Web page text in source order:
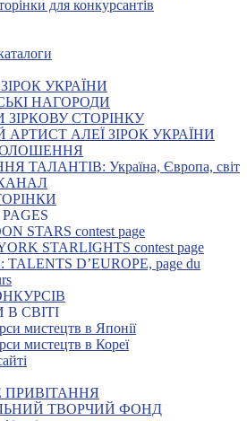
для конкурсантів
УКРАЇНИ
НАГОРОДИ
СТОРІНКУ
АЛЕЇ ЗІРОК УКРАЇНИ
ТАЛАНТІВ: Україна, Європа, світ
STARS contest page
STARLIGHTS contest page
TALENTS D’EUROPE, page du
СВІТІ
мистецтв в Японії
мистецтв в Кореї
ПРИВІТАННЯ
ТВОРЧИЙ ФОНД